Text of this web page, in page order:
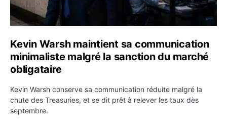
Kevin Warsh maintient sa communication
minimaliste malgré la sanction du marché
obligataire
Kevin Warsh conserve sa communication réduite malgré la
chute des Treasuries, et se dit prêt à relever les taux dès
septembre.